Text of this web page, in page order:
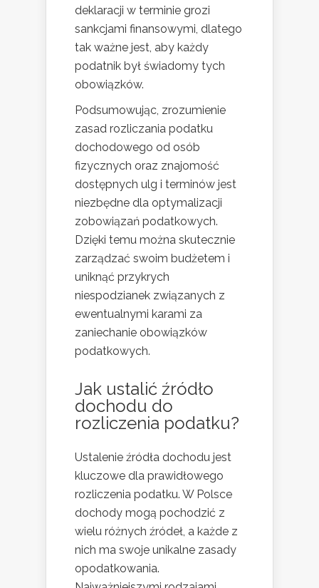
deklaracji w terminie grozi
sankcjami finansowymi, dlatego
tak ważne jest, aby każdy
podatnik był świadomy tych
obowiązków.
Podsumowując, zrozumienie
zasad rozliczania podatku
dochodowego od osób
fizycznych oraz znajomość
dostępnych ulg i terminów jest
niezbędne dla optymalizacji
zobowiązań podatkowych.
Dzięki temu można skutecznie
zarządzać swoim budżetem i
uniknąć przykrych
niespodzianek związanych z
ewentualnymi karami za
zaniechanie obowiązków
podatkowych.
Jak ustalić źródło
dochodu do
rozliczenia podatku?
Ustalenie źródła dochodu jest
kluczowe dla prawidłowego
rozliczenia podatku. W Polsce
dochody mogą pochodzić z
wielu różnych źródeł, a każde z
nich ma swoje unikalne zasady
opodatkowania.